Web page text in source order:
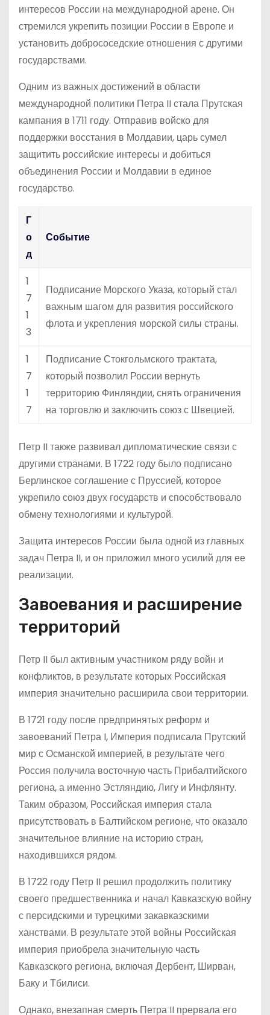
интересов России на международной арене. Он
стремился укрепить позиции России в Европе и
установить добрососедские отношения с другими
государствами.
Одним из важных достижений в области
международной политики Петра II стала Прутская
кампания в 1711 году. Отправив войско для
поддержки восстания в Молдавии, царь сумел
защитить российские интересы и добиться
объединения России и Молдавии в единое
государство.
Г
о
д
Событие
1
7
1
3
Подписание Морского Указа, который стал
важным шагом для развития российского
флота и укрепления морской силы страны.
1
7
1
7
Подписание Стокгольмского трактата,
который позволил России вернуть
территорию Финляндии, снять ограничения
на торговлю и заключить союз с Швецией.
Петр II также развивал дипломатические связи с
другими странами. В 1722 году было подписано
Берлинское соглашение с Пруссией, которое
укрепило союз двух государств и способствовало
обмену технологиями и культурой.
Защита интересов России была одной из главных
задач Петра II, и он приложил много усилий для ее
реализации.
Завоевания и расширение
территорий
Петр II был активным участником ряду войн и
конфликтов, в результате которых Российская
империя значительно расширила свои территории.
В 1721 году после предпринятых реформ и
завоеваний Петра I, Империя подписала Прутский
мир с Османской империей, в результате чего
Россия получила восточную часть Прибалтийского
региона, а именно Эстляндию, Лигу и Инфлянту.
Таким образом, Российская империя стала
присутствовать в Балтийском регионе, что оказало
значительное влияние на историю стран,
находившихся рядом.
В 1722 году Петр II решил продолжить политику
своего предшественника и начал Кавказскую войну
с персидскими и турецкими закавказскими
ханствами. В результате этой войны Российская
империя приобрела значительную часть
Кавказского региона, включая Дербент, Ширван,
Баку и Тбилиси.
Однако, внезапная смерть Петра II прервала его